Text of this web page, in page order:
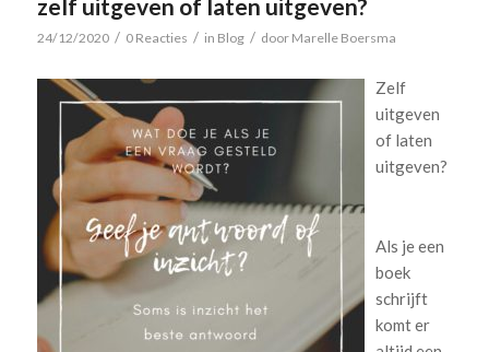
zelf uitgeven of laten uitgeven?
24/12/2020 / 0 Reacties / in Blog / door Marelle Boersma
Zelf
uitgeven
of laten
uitgeven?
Als je een
boek
schrijft
komt er